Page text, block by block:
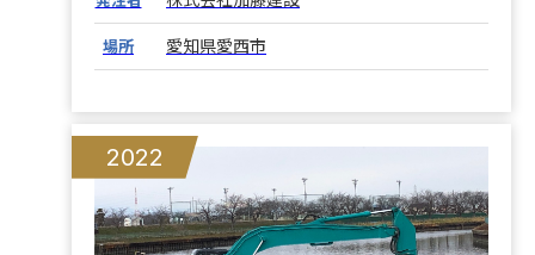
場所 愛知県愛西市
2022